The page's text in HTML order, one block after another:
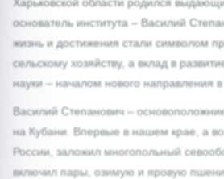
основатель института – Василий
жизнь и достижения стали символом
сельскому хозяйству, а вклад в
науки – началом нового направления в
Василий Степанович –
на Кубани. Впервые в нашем крае, а
России, заложил многопольный
включил пары, озимую и яровую